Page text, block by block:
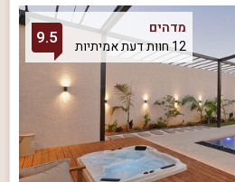
מדהים
12 חוות דעת אמיתיות
9.5